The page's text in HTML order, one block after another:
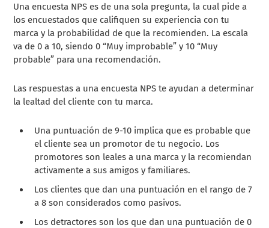
Una encuesta NPS es de una sola pregunta, la cual pide a
los encuestados que califiquen su experiencia con tu
marca y la probabilidad de que la recomienden. La escala
va de 0 a 10, siendo 0 “Muy improbable” y 10 “Muy
probable” para una recomendación.
Las respuestas a una encuesta NPS te ayudan a determinar
la lealtad del cliente con tu marca.
Una puntuación de 9-10 implica que es probable que
el cliente sea un promotor de tu negocio. Los
promotores son leales a una marca y la recomiendan
activamente a sus amigos y familiares.
Los clientes que dan una puntuación en el rango de 7
a 8 son considerados como pasivos.
Los detractores son los que dan una puntuación de 0